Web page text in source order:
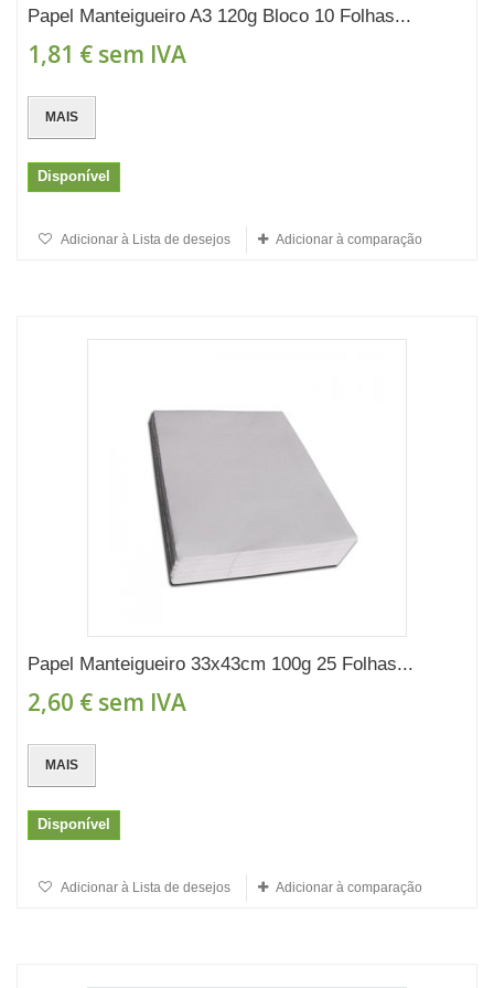
Papel Manteigueiro A3 120g Bloco 10 Folhas...
1,81 € sem IVA
MAIS
Disponível
Adicionar à Lista de desejos Adicionar à comparação
Papel Manteigueiro 33x43cm 100g 25 Folhas...
2,60 € sem IVA
MAIS
Disponível
Adicionar à Lista de desejos Adicionar à comparação